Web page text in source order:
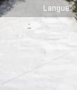
Langue